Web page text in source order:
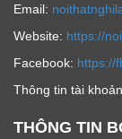
Email:
Website: https://
Facebook: https://
Thông tin tài
THÔNG TIN